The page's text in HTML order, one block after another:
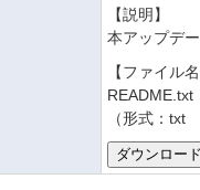
【説明】
本アップデ
【ファイル
README.txt
（形式：txt